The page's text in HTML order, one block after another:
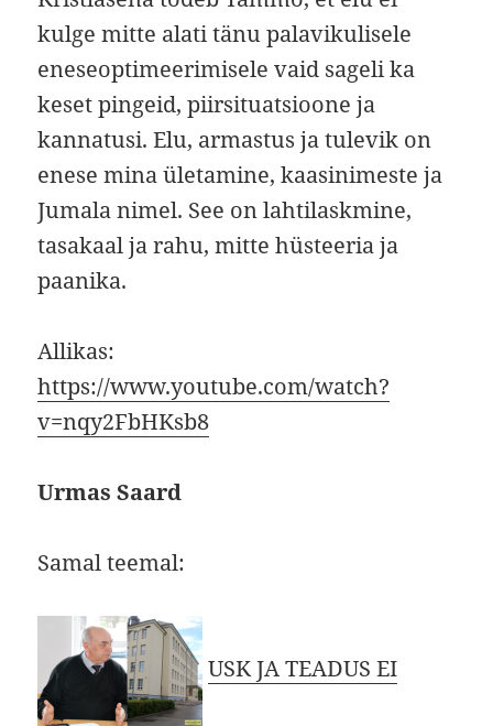
kulge mitte alati tänu palavikulisele
eneseoptimeerimisele vaid sageli ka
keset pingeid, piirsituatsioone ja
kannatusi. Elu, armastus ja tulevik on
enese mina ületamine, kaasinimeste ja
Jumala nimel. See on lahtilaskmine,
tasakaal ja rahu, mitte hüsteeria ja
paanika.
Allikas:
https://www.youtube.com/watch?
v=nqy2FbHKsb8
Urmas Saard
Samal teemal:
USK JA TEADUS EI